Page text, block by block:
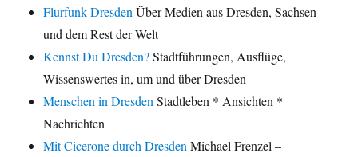
Flurfunk Dresden Über Medien aus Dresden, Sachsen
und dem Rest der Welt
Kennst Du Dresden?Stadtführungen, Ausflüge,
Wissenswertes in, um und über Dresden
Menschen in Dresden Stadtleben * Ansichten *
Nachrichten
Mit Cicerone durch Dresden Michael Frenzel –